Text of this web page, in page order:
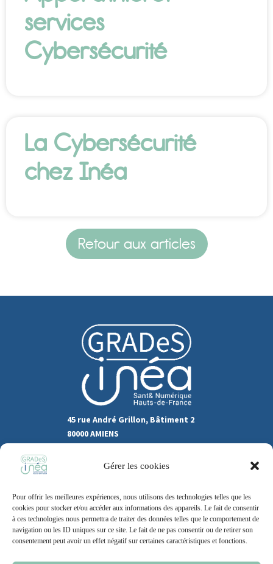
Gérer les cookies
Pour offrir les meilleures expériences, nous utilisons des technologies telles que les
cookies pour stocker et/ou accéder aux informations des appareils. Le fait de consentir
à ces technologies nous permettra de traiter des données telles que le comportement de
navigation ou les ID uniques sur ce site. Le fait de ne pas consentir ou de retirer son
consentement peut avoir un effet négatif sur certaines caractéristiques et fonctions.
services
Cybersécurité
La Cybersécurité
chez Inéa
Retour aux articles
45 rue André Grillon, Bâtiment 2
80000 AMIENS
Recrutement
Support
Contact